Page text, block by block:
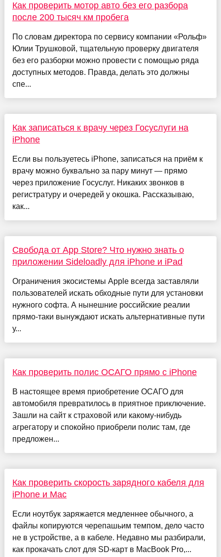
Как проверить мотор авто без его разбора
после 200 тысяч км пробега
По словам директора по сервису компании «Рольф»
Юлии Трушковой, тщательную проверку двигателя
без его разборки можно провести с помощью ряда
доступных методов. Правда, делать это должны
спе...
Как записаться к врачу через Госуслуги на
iPhone
Если вы пользуетесь iPhone, записаться на приём к
врачу можно буквально за пару минут — прямо
через приложение Госуслуг. Никаких звонков в
регистратуру и очередей у окошка. Рассказываю,
как...
Свобода от App Store? Что нужно знать о
приложении Sideloadly для iPhone и iPad
Ограничения экосистемы Apple всегда заставляли
пользователей искать обходные пути для установки
нужного софта. А нынешние российские реалии
прямо-таки вынуждают искать альтернативные пути
у...
Как проверить полис ОСАГО прямо с iPhone
В настоящее время приобретение ОСАГО для
автомобиля превратилось в приятное приключение.
Зашли на сайт к страховой или какому-нибудь
агрегатору и спокойно приобрели полис там, где
предложен...
Как проверить скорость зарядного кабеля для
iPhone и Mac
Если ноутбук заряжается медленнее обычного, а
файлы копируются черепашьим темпом, дело часто
не в устройстве, а в кабеле. Недавно мы разбирали,
как прокачать слот для SD-карт в MacBook Pro,...